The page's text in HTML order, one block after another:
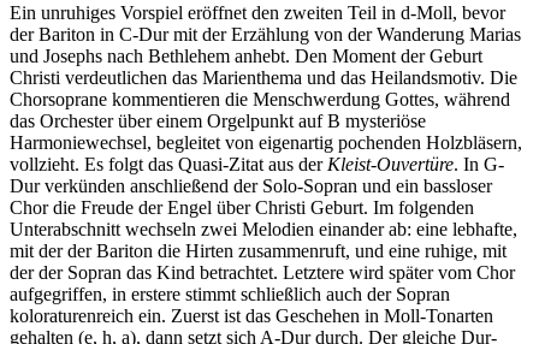
Ein unruhiges Vorspiel eröffnet den zweiten Teil in d-Moll, bevor
der Bariton in C-Dur mit der Erzählung von der Wanderung Marias
und Josephs nach Bethlehem anhebt. Den Moment der Geburt
Christi verdeutlichen das Marienthema und das Heilandsmotiv. Die
Chorsoprane kommentieren die Menschwerdung Gottes, während
das Orchester über einem Orgelpunkt auf B mysteriöse
Harmoniewechsel, begleitet von eigenartig pochenden Holzbläsern,
vollzieht. Es folgt das Quasi-Zitat aus der Kleist-Ouvertüre. In G-
Dur verkünden anschließend der Solo-Sopran und ein bassloser
Chor die Freude der Engel über Christi Geburt. Im folgenden
Unterabschnitt wechseln zwei Melodien einander ab: eine lebhafte,
mit der der Bariton die Hirten zusammenruft, und eine ruhige, mit
der der Sopran das Kind betrachtet. Letztere wird später vom Chor
aufgegriffen, in erstere stimmt schließlich auch der Sopran
koloraturenreich ein. Zuerst ist das Geschehen in Moll-Tonarten
gehalten (e, h, a), dann setzt sich A-Dur durch. Der gleiche Dur-